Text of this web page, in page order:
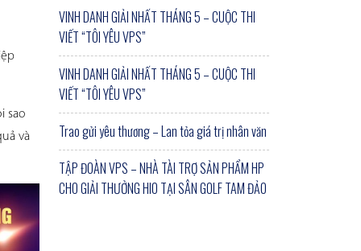
sao
và
VINH DANH GIẢI NHẤT THÁNG 5 – CUỘC THI
VIẾT “TÔI YÊU VPS”
VINH DANH GIẢI NHẤT THÁNG 5 – CUỘC THI
VIẾT “TÔI YÊU VPS”
Trao gửi yêu thương – Lan tỏa giá trị nhân văn
TẬP ĐOÀN VPS – NHÀ TÀI TRỢ SẢN PHẨM HP
CHO GIẢI THƯỞNG HIO TẠI SÂN GOLF TAM ĐẢO